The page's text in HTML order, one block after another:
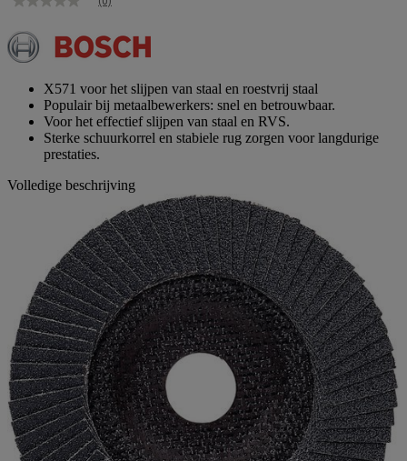
Geen
Dezelfde
paginalink.
X571 voor het slijpen van staal en roestvrij staal
Populair bij metaalbewerkers: snel en betrouwbaar.
Voor het effectief slijpen van staal en RVS.
Sterke schuurkorrel en stabiele rug zorgen voor langdurige
prestaties.
Volledige beschrijving